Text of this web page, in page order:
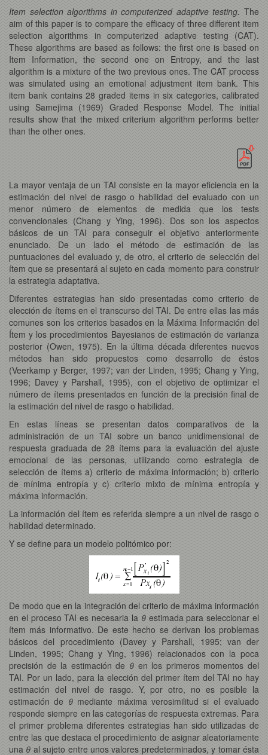
Item selection algorithms in computerized adaptive testing. The
aim of this paper is to compare the efficacy of three different item
selection algorithms in computerized adaptive testing (CAT).
These algorithms are based as follows: the first one is based on
Item Information, the second one on Entropy, and the last
algorithm is a mixture of the two previous ones. The CAT process
was simulated using an emotional adjustment item bank. This
item bank contains 28 graded items in six categories, calibrated
using Samejima (1969) Graded Response Model. The initial
results show that the mixed criterium algorithm performs better
than the other ones.
La mayor ventaja de un TAI consiste en la mayor eficiencia en la
estimación del nivel de rasgo o habilidad del evaluado con un
menor número de elementos de medida que los tests
convencionales (Chang y Ying, 1996). Dos son los aspectos
básicos de un TAI para conseguir el objetivo anteriormente
enunciado. De un lado el método de estimación de las
puntuaciones del evaluado y, de otro, el criterio de selección del
ítem que se presentará al sujeto en cada momento para construir
la estrategia adaptativa.
Diferentes estrategias han sido presentadas como criterio de
elección de ítems en el transcurso del TAI. De entre ellas las más
comunes son los criterios basados en la Máxima Información del
Ítem y los procedimientos Bayesianos de estimación de varianza
posterior (Owen, 1975). En la última década diferentes nuevos
métodos han sido propuestos como desarrollo de éstos
(Veerkamp y Berger, 1997; van der Linden, 1995; Chang y Ying,
1996; Davey y Parshall, 1995), con el objetivo de optimizar el
número de ítems presentados en función de la precisión final de
la estimación del nivel de rasgo o habilidad.
En estas líneas se presentan datos comparativos de la
administración de un TAI sobre un banco unidimensional de
respuesta graduada de 28 ítems para la evaluación del ajuste
emocional de las personas, utilizando como estrategia de
selección de ítems a) criterio de máxima información; b) criterio
de mínima entropía y c) criterio mixto de mínima entropía y
máxima información.
La información del ítem es referida siempre a un nivel de rasgo o
habilidad determinado.
Y se define para un modelo politómico por:
De modo que en la integración del criterio de máxima información
en el proceso TAI es necesaria la θestimada para seleccionar el
ítem más informativo. De este hecho se derivan los problemas
básicos del procedimiento (Davey y Parshall, 1995; van der
Linden, 1995; Chang y Ying, 1996) relacionados con la poca
precisión de la estimación de θ en los primeros momentos del
TAI. Por un lado, para la elección del primer ítem del TAI no hay
estimación del nivel de rasgo. Y, por otro, no es posible la
estimación de θmediante máxima verosimilitud si el evaluado
responde siempre en las categorías de respuesta extremas. Para
el primer problema diferentes estrategias han sido utilizadas de
entre las que destaca el procedimiento de asignar aleatoriamente
una θ al sujeto entre unos valores predeterminados, y tomar ésta